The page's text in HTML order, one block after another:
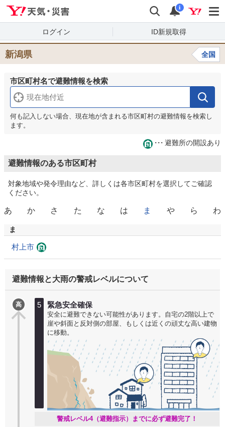
検索 通知
i
ログイン ID新規取得
新潟県 全国
市区町村名で避難情報を検索
何も記入しない場合、現在地が含まれる市区町村の避難情報を検索し
ます。
避難所の開設あり
避難情報のある市区町村
対象地域や発令理由など、詳しくは各市区町村を選択してご確認
ください。
あ か さ た な は ま や ら わ
ま
村上市
避難情報と大雨の警戒レベルについて
高 5 緊急安全確保
安全に避難できない可能性があります。自宅の2階以上で
崖や斜面と反対側の部屋、もしくは近くの頑丈な高い建物
に移動。
警戒レベル4（避難指示）までに必ず避難完了！